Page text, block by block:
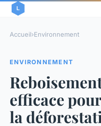
Accueil›Environnement
ENVIRONNEMENT
efficace
la